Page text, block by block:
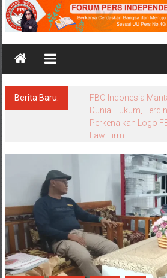
Berita Baru:
Kemendagri
Dorong Event Sabuk
DAERAH POLITIK POLRI TNI